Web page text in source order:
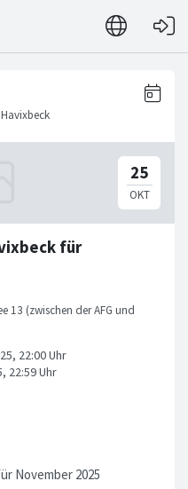
für
13 (zwischen der AFG und
November 2025